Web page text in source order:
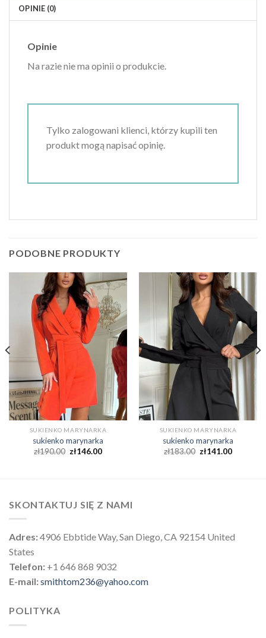
OPINIE (0)
Opinie
Na razie nie ma opinii o produkcie.
Tylko zalogowani klienci, którzy kupili ten
produkt mogą napisać opinię.
PODOBNE PRODUKTY
SUKIENKO MARYNARKA
sukienko marynarka
zł190.00 zł146.00
SUKIENKO MARYNARKA
sukienko marynarka
zł183.00 zł141.00
SKONTAKTUJ SIĘ Z NAMI
Adres:4906 Ebbtide Way, San Diego, CA 92154 United
States
Telefon: +1 646 868 9032
E-mail:smithtom236@yahoo.com
POLITYKA